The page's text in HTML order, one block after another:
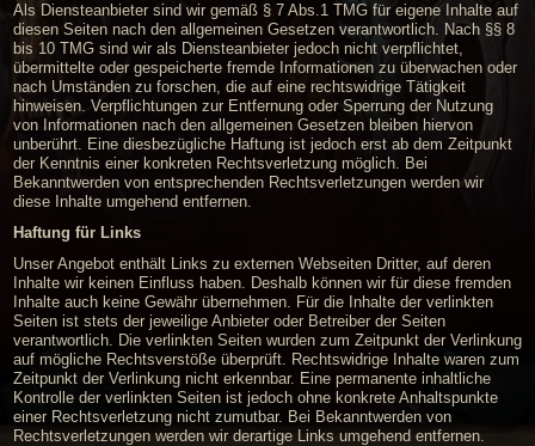
Als Diensteanbieter sind wir gemäß § 7 Abs.1 TMG für eigene Inhalte auf
diesen Seiten nach den allgemeinen Gesetzen verantwortlich. Nach §§ 8
bis 10 TMG sind wir als Diensteanbieter jedoch nicht verpflichtet,
übermittelte oder gespeicherte fremde Informationen zu überwachen oder
nach Umständen zu forschen, die auf eine rechtswidrige Tätigkeit
hinweisen. Verpflichtungen zur Entfernung oder Sperrung der Nutzung
von Informationen nach den allgemeinen Gesetzen bleiben hiervon
unberührt. Eine diesbezügliche Haftung ist jedoch erst ab dem Zeitpunkt
der Kenntnis einer konkreten Rechtsverletzung möglich. Bei
Bekanntwerden von entsprechenden Rechtsverletzungen werden wir
diese Inhalte umgehend entfernen.
Haftung für Links
Unser Angebot enthält Links zu externen Webseiten Dritter, auf deren
Inhalte wir keinen Einfluss haben. Deshalb können wir für diese fremden
Inhalte auch keine Gewähr übernehmen. Für die Inhalte der verlinkten
Seiten ist stets der jeweilige Anbieter oder Betreiber der Seiten
verantwortlich. Die verlinkten Seiten wurden zum Zeitpunkt der Verlinkung
auf mögliche Rechtsverstöße überprüft. Rechtswidrige Inhalte waren zum
Zeitpunkt der Verlinkung nicht erkennbar. Eine permanente inhaltliche
Kontrolle der verlinkten Seiten ist jedoch ohne konkrete Anhaltspunkte
einer Rechtsverletzung nicht zumutbar. Bei Bekanntwerden von
Rechtsverletzungen werden wir derartige Links umgehend entfernen.